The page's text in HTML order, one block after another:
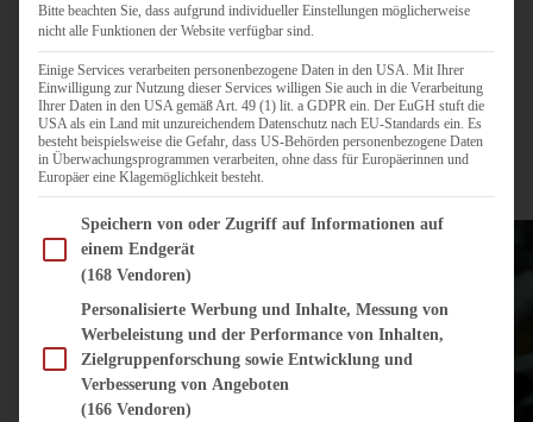
ZUM BEITRAG
Saftiger Winter-Schokoladen-Gugelhupf mit Apfel
Bitte beachten Sie, dass aufgrund individueller Einstellungen möglicherweise
nicht alle Funktionen der Website verfügbar sind.
Einige Services verarbeiten personenbezogene Daten in den USA. Mit Ihrer
Einwilligung zur Nutzung dieser Services willigen Sie auch in die Verarbeitung
Ihrer Daten in den USA gemäß Art. 49 (1) lit. a GDPR ein. Der EuGH stuft die
USA als ein Land mit unzureichendem Datenschutz nach EU-Standards ein. Es
besteht beispielsweise die Gefahr, dass US-Behörden personenbezogene Daten
in Überwachungsprogrammen verarbeiten, ohne dass für Europäerinnen und
Europäer eine Klagemöglichkeit besteht.
Im Folgenden finden Sie eine Liste der Zwecke des IAB Transparency and Consent
Speichern von oder Zugriff auf Informationen auf
einem Endgerät
(168 Vendoren)
Personalisierte Werbung und Inhalte, Messung von
Werbeleistung und der Performance von Inhalten,
Zielgruppenforschung sowie Entwicklung und
Verbesserung von Angeboten
(166 Vendoren)